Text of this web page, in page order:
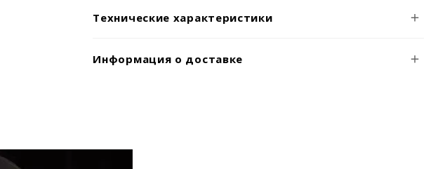
Технические характеристики
Информация о доставке